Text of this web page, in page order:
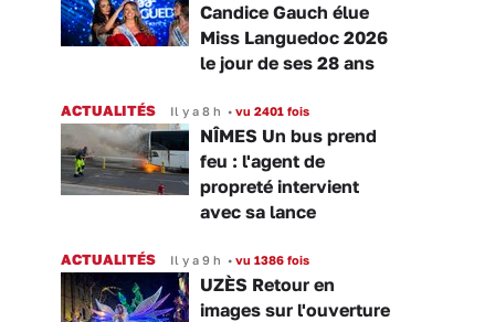
Candice Gauch élue
Miss Languedoc 2026
le jour de ses 28 ans
ACTUALITÉS Il y a 8 h • vu 2401 fois
NÎMES Un bus prend
feu : l'agent de
propreté intervient
avec sa lance
ACTUALITÉS Il y a 9 h • vu 1386 fois
UZÈS Retour en
images sur l'ouverture